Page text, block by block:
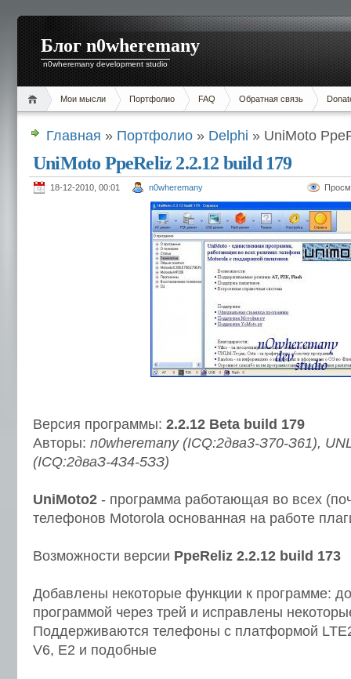
Блог n0wheremany
n0wheremany development studio
Мои мысли Портфолио FAQ Обратная связь
Главная » Портфолио » Delphi » UniMoto
UniMoto PpeReliz 2.2.12 build 179
18-12-2010, 00:01 n0wheremany
Версия программы: 2.2.12 Beta build 179
Авторы: n0wheremany (ICQ:2два3-З70-З61),
(ICQ:2дваЗ-4З4-5ЗЗ)
UniMoto2 - программа работающая во всех
телефонов Motorola основанная на работе
Возможности версии PpeReliz 2.2.12 build 173
Добавлены некоторые функции к программе:
программой через трей и исправлены
Поддерживаются телефоны с платформой
V6, E2 и подобные